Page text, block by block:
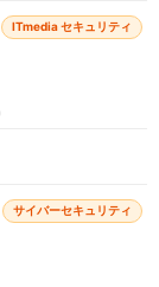
ITmedia セキュリティ
サイバーセキュリティ